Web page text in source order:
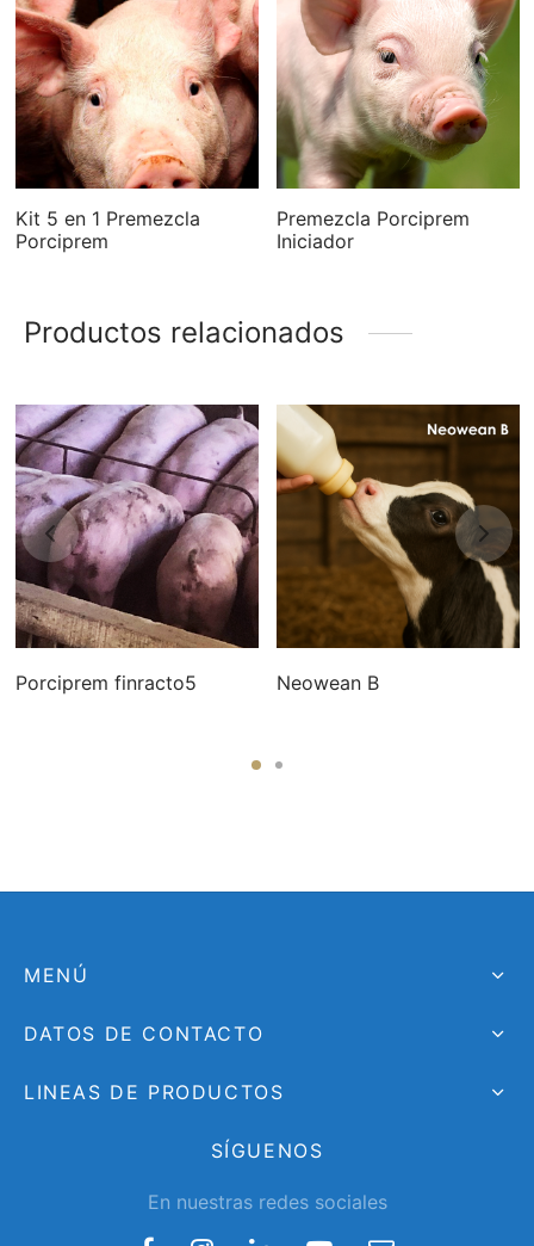
Kit 5 en 1 Premezcla
Porciprem
Premezcla Porciprem
Iniciador
Productos relacionados
Porciprem finracto5 Neowean B
MENÚ
DATOS DE CONTACTO
LINEAS DE PRODUCTOS
SÍGUENOS
En nuestras redes sociales